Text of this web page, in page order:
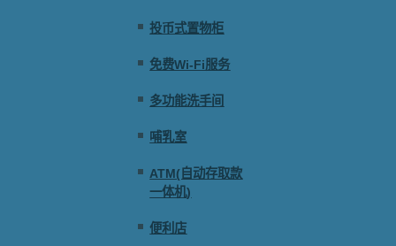
投币式置物柜
免费Wi-Fi服务
多功能洗手间
哺乳室
ATM(自动存取款
一体机)
便利店